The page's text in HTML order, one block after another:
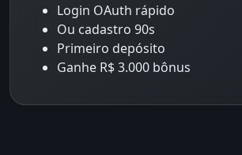
Login OAuth rápido
Ou cadastro 90s
Primeiro depósito
Ganhe R$ 3.000 bônus